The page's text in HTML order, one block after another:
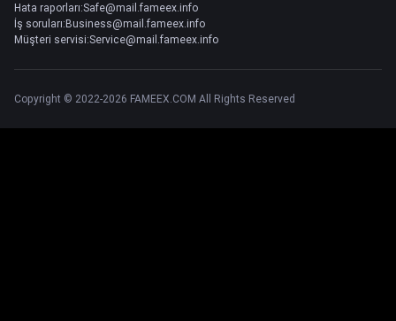
Hata raporları:Safe@mail.fameex.info
İş soruları:Business@mail.fameex.info
Müşteri servisi:Service@mail.fameex.info
Copyright © 2022-2026 FAMEEX.COM All Rights Reserved